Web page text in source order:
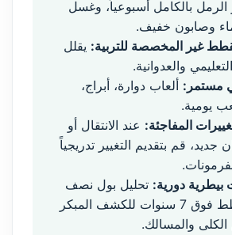
الرمل بالكامل أسبوعياً، وغسل
وصابون خفيف.
غير المخصصة للتربية: يقلل
والعدوانية.
مستمر: ألعاب دوارة، أبراج،
يومية.
المفاجئة: عند الانتقال أو
جديد، قم بتقديم التغيير تدريجياً
دورية: تحليل بول نصف
سنوي للقطط فوق 7 سنوات للكشف المبكر
والمسالك.